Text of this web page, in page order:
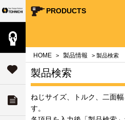
Your Torque Partner TOHNICHI
サポート
ダウンロード
close
close
close
close
て
close
close
close PRODUCTS
HOME > 製品情報 > 製品検索
製品検索
ねじサイズ、トルク、二面
す。